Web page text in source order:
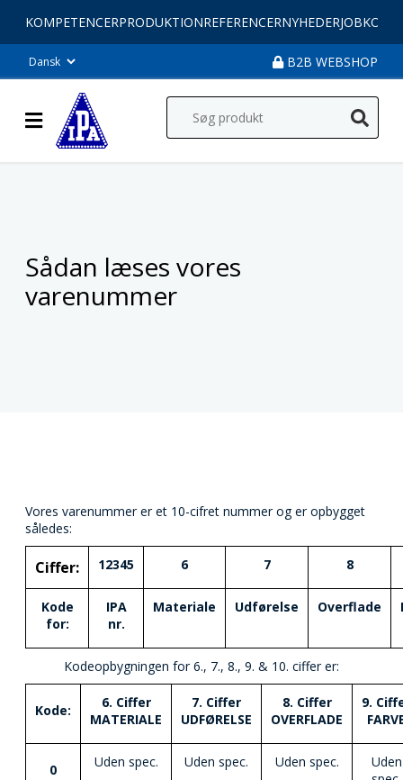
KOMPETENCERPRODUKTIONREFERENCERNYHEDERJOB
B2B WEBSHOP
Sådan læses vores
varenummer
Vores varenummer er et 10-cifret nummer og er opbygget
således:
Ciffer: 12345 6 7 8
Kode
for:
IPA
nr.
Materiale Udførelse Overflade
Kodeopbygningen for 6., 7., 8., 9. & 10. ciffer er:
Kode:
6. Ciffer
MATERIALE
7. Ciffer
UDFØRELSE
8. Ciffer
OVERFLADE
9.
0 Uden spec. Uden spec. Uden spec.
Uden